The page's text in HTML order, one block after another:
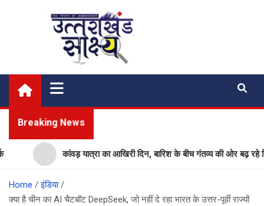
Uttarakhand Shakshya
My News Portal
Breaking News
कांवड़ यात्रा का आखिरी दिन, बारिश के बीच गंतव्य की ओर बढ़ रहे शिवभक्त
Home
इंडिया
क्या है चीन का AI चैटबॉट DeepSeek, जो नहीं दे रहा भारत के उत्तर-पूर्वी राज्यों